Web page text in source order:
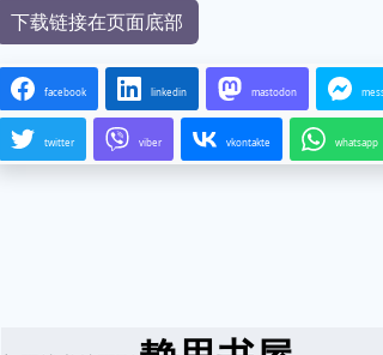
下载链接在页面底部
facebook linkedin mastodon
twitter viber vkontakte whatsapp